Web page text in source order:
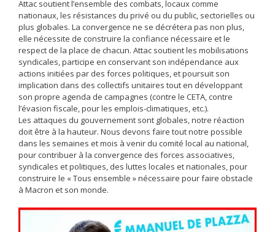
Attac soutient l’ensemble des combats, locaux comme
nationaux, les résistances du privé ou du public, sectorielles ou
plus globales. La convergence ne se décrétera pas non plus,
elle nécessite de construire la confiance nécessaire et le
respect de la place de chacun. Attac soutient les mobilisations
syndicales, participe en conservant son indépendance aux
actions initiées par des forces politiques, et poursuit son
implication dans des collectifs unitaires tout en développant
son propre agenda de campagnes (contre le CETA, contre
l’évasion fiscale, pour les emplois-climatiques, etc.).
Les attaques du gouvernement sont globales, notre réaction
doit être à la hauteur. Nous devons faire tout notre possible
dans les semaines et mois à venir du comité local au national,
pour contribuer à la convergence des forces associatives,
syndicales et politiques, des luttes locales et nationales, pour
construire le « Tous ensemble » nécessaire pour faire obstacle
à Macron et son monde.